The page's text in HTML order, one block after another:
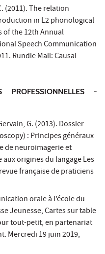
(2011). The relation
in L2 phonological
of the 12th Annual
Speech Communication
Rundle Mall: Causal
PROFESSIONNELLES -
G. (2013). Dossier
: Principes généraux
de neuroimagerie et
origines du langage Les
française de praticiens
orale à l’école du
Jeunesse, Cartes sur table
tout-petit, en partenariat
Mercredi 19 juin 2019,